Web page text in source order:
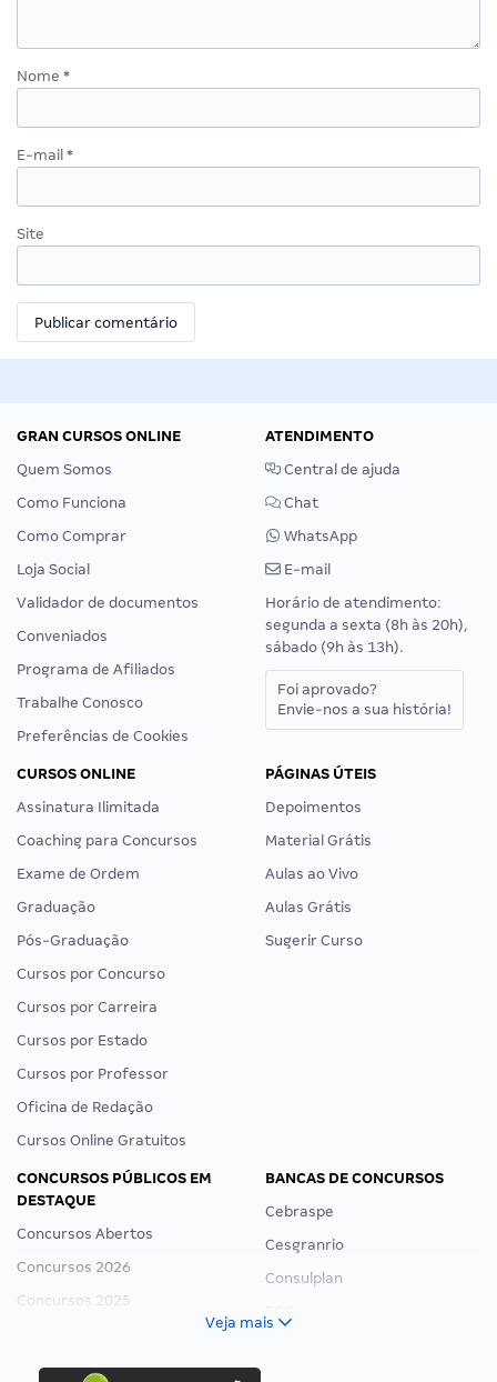
Nome *
E-mail *
Site
GRAN CURSOS ONLINE
Quem Somos
Como Funciona
Como Comprar
Loja Social
Validador de documentos
Conveniados
Programa de Afiliados
Trabalhe Conosco
Preferências de Cookies
ATENDIMENTO
Central de ajuda
Chat
WhatsApp
E-mail
Horário de atendimento:
segunda a sexta (8h às 20h),
sábado (9h às 13h).
Foi aprovado?
Envie-nos a sua história!
CURSOS ONLINE
Assinatura Ilimitada
Coaching para Concursos
Exame de Ordem
Graduação
Pós-Graduação
Cursos por Concurso
Cursos por Carreira
Cursos por Estado
Cursos por Professor
Oficina de Redação
Cursos Online Gratuitos
PÁGINAS ÚTEIS
Depoimentos
Material Grátis
Aulas ao Vivo
Aulas Grátis
Sugerir Curso
CONCURSOS PÚBLICOS EM
DESTAQUE
Concursos Abertos
Concursos 2026
Concursos 2025
Concurso Ibama
BANCAS DE CONCURSOS
Cebraspe
Cesgranrio
Consulplan
Veja mais